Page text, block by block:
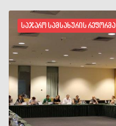
საჯარო სამსახურის რეფორმა